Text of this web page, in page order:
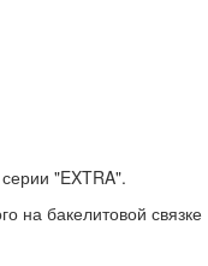
"EXTRA".
на бакелитовой связке